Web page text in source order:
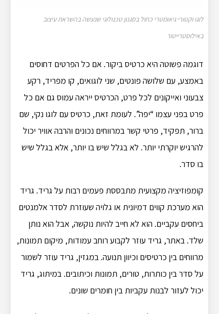
לוגו וקטורי גיאומטרי כחול בסגנון טכנולוגי שנעשה בהשראת עיצוב
באילוסטרייטור
דוגמה פשוטה היא כרטיס ביקור. אם כל הפרטים דחוסים
באמצע, עם שלושה פונטים, שני לוגואים, קו מפריד, רקע
צבעוני ואייקונים לכל פרט, הכרטיס ייראה עמוס גם אם כל
פרט בפני עצמו “יפה”. לעומת זאת, כרטיס עם לוגו נקי, שם
ברור, תפקיד, פרטי קשר במרווחים נכונים והרבה אוויר יכול
להרגיש יוקרתי יותר. לא בגלל שיש בו יותר, אלא בגלל שיש
בו סדר.
קומפוזיציה מקצועית מתבססת פעמים רבות על גריד. גריד
הוא מערכת קווים דמיונית או גלויה שעוזרת לסדר אלמנטים
ביחסים עקביים. הוא לא חייב להיות נוקשה, אבל הוא נותן
שלד. באתר, גריד עוזר לקבוע רוחב עמודות, מיקום תמונות,
מרווחים בין כרטיסים וכיוון תנועה. במגזין, גריד עוזר לשמור
על סדר בין כותרות, טורים, תמונות וכיתובים. במיתוג, גריד
יכול לעזור לבנות עקביות בין חומרים שונים.